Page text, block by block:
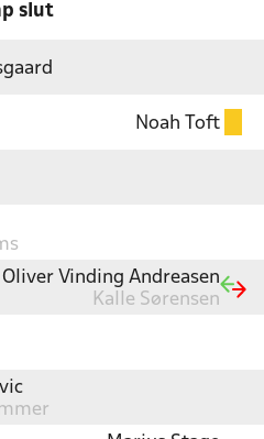
slut
Noah Toft
Oliver Vinding Andreasen
Kalle Sørensen